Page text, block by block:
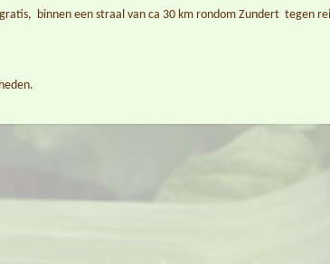
binnen een straal van ca 30 km rondom Zundert tegen